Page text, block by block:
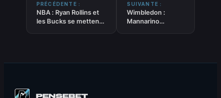
PRÉCÉDENTE :
NBA : Ryan Rollins et
les Bucks se mettent
SUIVANTE :
Wimbledon :
Mannarino